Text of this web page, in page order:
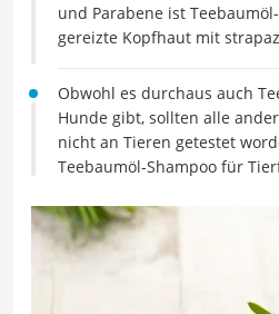
und Parabene ist
gereizte Kopfhaut mit
Obwohl es durchaus auch
Hunde gibt, sollten alle
nicht an Tieren getestet
Teebaumöl-Shampoo für